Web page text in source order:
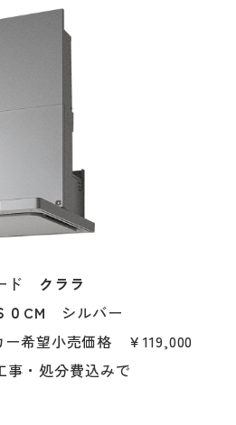
ド クララ
０CM シルバー
希望小売価格 ￥119,000
・処分費込みで